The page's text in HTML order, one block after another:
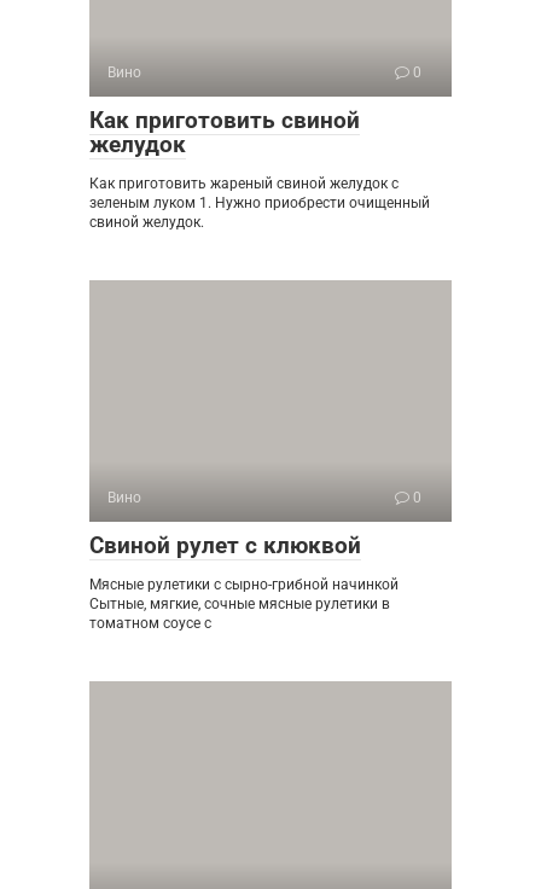
Вино 0
Как приготовить свиной
желудок
Как приготовить жареный свиной желудок с
зеленым луком 1. Нужно приобрести очищенный
свиной желудок.
Вино 0
Свиной рулет с клюквой
Мясные рулетики с сырно-грибной начинкой
Сытные, мягкие, сочные мясные рулетики в
томатном соусе с